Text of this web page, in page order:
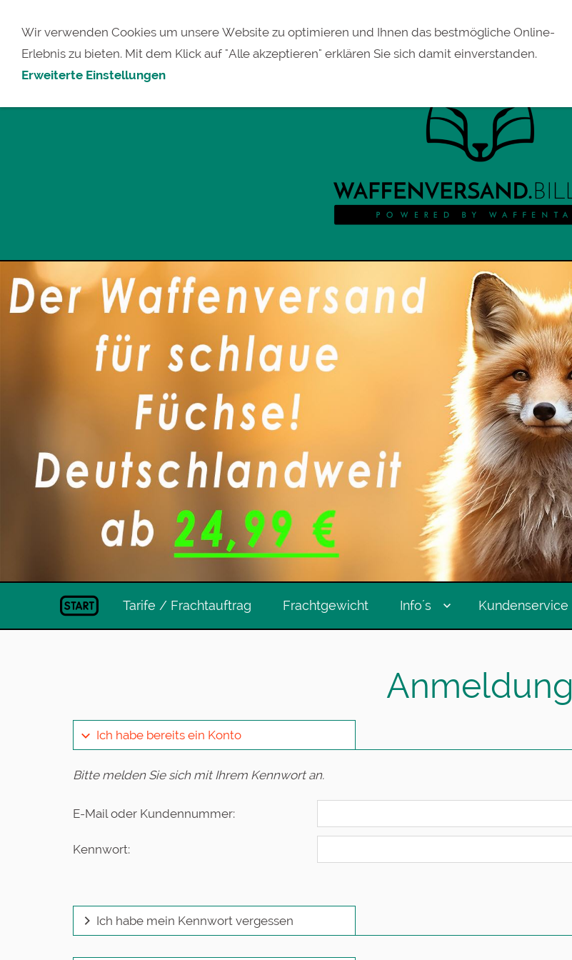
Tarife / Frachtauftrag Frachtgewicht Info´s Kundenservice
Anmeldung
Ich habe bereits ein Konto
Bitte melden Sie sich mit Ihrem Kennwort an.
E-Mail oder Kundennummer:
Kennwort:
Ich habe mein Kennwort vergessen
Wir verwenden Cookies um unsere Website zu optimieren und Ihnen das bestmögliche Online-
Erlebnis zu bieten. Mit dem Klick auf "Alle akzeptieren" erklären Sie sich damit einverstanden.
Erweiterte Einstellungen